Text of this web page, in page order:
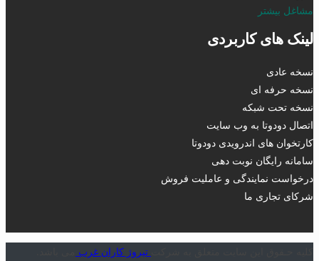
مشاغل بیشتر
لینک های کاربردی
نسخه عادی
نسخه حرفه ای
نسخه تحت شبکه
اتصال دودوتا به وب سایت
کارتخوان های اندرویدی دودوتا
سامانه رایگان نوبت دهی
درخواست نمایندگی و عاملیت فروش
شرکای تجاری ما
تیروژ کاران غرب